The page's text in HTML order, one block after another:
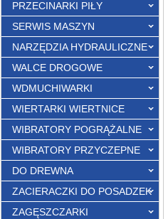
PRZECINARKI PIŁY
SERWIS MASZYN
NARZĘDZIA HYDRAULICZNE
WALCE DROGOWE
WDMUCHIWARKI
WIERTARKI WIERTNICE
WIBRATORY POGRĄŻALNE
WIBRATORY PRZYCZEPNE
DO DREWNA
ZACIERACZKI DO POSADZEK
ZAGĘSZCZARKI